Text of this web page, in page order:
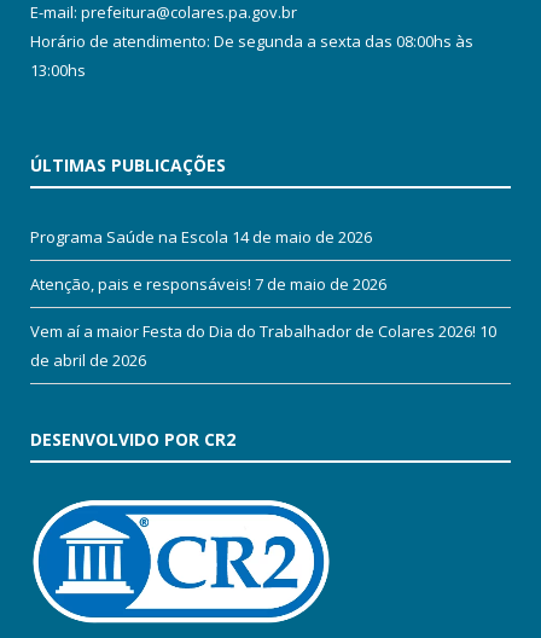
E-mail: prefeitura@colares.pa.gov.br
Horário de atendimento: De segunda a sexta das 08:00hs às
13:00hs
ÚLTIMAS PUBLICAÇÕES
Programa Saúde na Escola 14 de maio de 2026
Atenção, pais e responsáveis! 7 de maio de 2026
Vem aí a maior Festa do Dia do Trabalhador de Colares 2026! 10
de abril de 2026
DESENVOLVIDO POR CR2